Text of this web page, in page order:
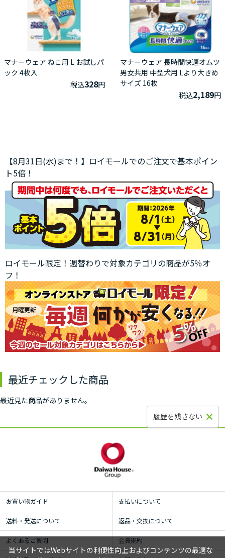
マナーウェア ねこ用 L お試しパ
ック 4枚入
税込328円
マナーウェア 長時間快適オムツ
男女共用 中型犬用 Lより大きめ
サイズ 16枚
税込2,189円
【8月31日(水)まで！】ロイモールでのご注文で基本ポイン
ト5倍！
ロイモール限定！週替わりで対象カテゴリの商品が5％オ
フ！
最近チェックした商品
最近見た商品がありません。
履歴を残さない
お買い物ガイド 支払いについて
送料・発送について 返品・交換について
よくあるご質問 会員規約
当サイトではWebサイトの利便性向上およびコンテンツの最適な